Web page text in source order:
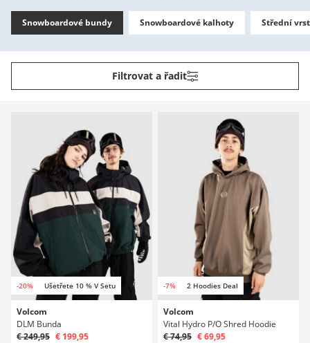
Snowboardové bundy Snowboardové kalhoty Střední
Filtrovat a řadit
-20% Ušetřete 10 % V Setu
Volcom
DLM Bunda
€ 249,95 € 199,95
-7% 2 Hoodies Deal
Volcom
Vital Hydro P/O Shred Hoodie
€ 74,95 € 69,95